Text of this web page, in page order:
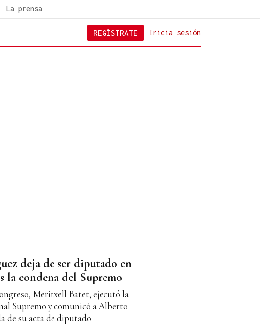
La prensa
Inicia sesión
REGÍSTRATE
deja de ser diputado en
la condena del Supremo
Meritxell Batet, ejecutó la
Supremo y comunicó a Alberto
de su acta de diputado